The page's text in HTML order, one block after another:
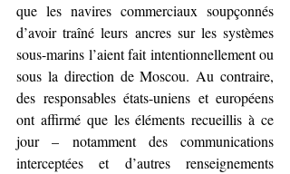
que les navires commerciaux soupçonnés
d’avoir traîné leurs ancres sur les systèmes
sous-marins l’aient fait intentionnellement ou
sous la direction de Moscou. Au contraire,
des responsables états-uniens et européens
ont affirmé que les éléments recueillis à ce
jour – notamment des communications
interceptées et d’autres renseignements